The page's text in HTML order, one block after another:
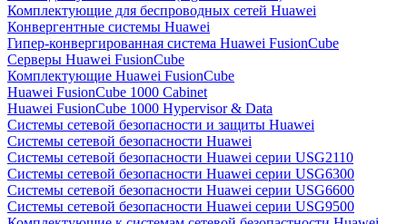
Комплектующие для беспроводных сетей Huawei
Конвергентные системы Huawei
Гипер-конвергированная система Huawei FusionCube
Серверы Huawei FusionCube
Комплектующие Huawei FusionCube
Huawei FusionCube 1000 Cabinet
Huawei FusionCube 1000 Hypervisor & Data
Системы сетевой безопасности и защиты Huawei
Системы сетевой безопасности Huawei
Системы сетевой безопасности Huawei серии USG2110
Системы сетевой безопасности Huawei серии USG6300
Системы сетевой безопасности Huawei серии USG6600
Системы сетевой безопасности Huawei серии USG9500